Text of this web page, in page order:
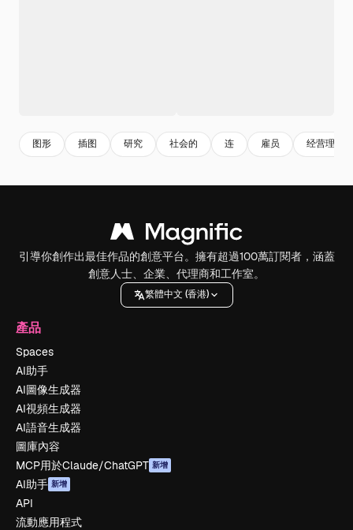
图形 插图 研究 社会的 连 雇员 经营理念
引導你創作出最佳作品的創意平台。擁有超過100萬訂閱者，涵蓋
創意人士、企業、代理商和工作室。
繁體中文 (香港)
產品
Spaces
AI助手
AI圖像生成器
AI視頻生成器
AI語音生成器
圖庫內容
MCP用於Claude/ChatGPT 新增
AI助手 新增
API
流動應用程式